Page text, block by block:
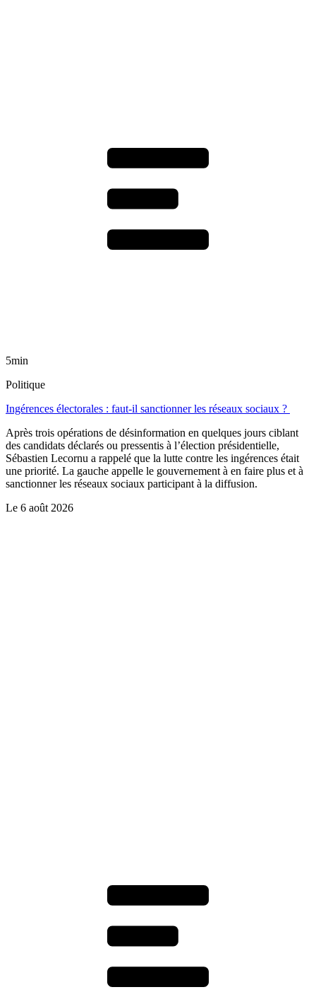
5min
Politique
Ingérences électorales : faut-il sanctionner les réseaux sociaux ?
Après trois opérations de désinformation en quelques jours ciblant
des candidats déclarés ou pressentis à l’élection présidentielle,
Sébastien Lecornu a rappelé que la lutte contre les ingérences était
une priorité. La gauche appelle le gouvernement à en faire plus et à
sanctionner les réseaux sociaux participant à la diffusion.
Le 6 août 2026